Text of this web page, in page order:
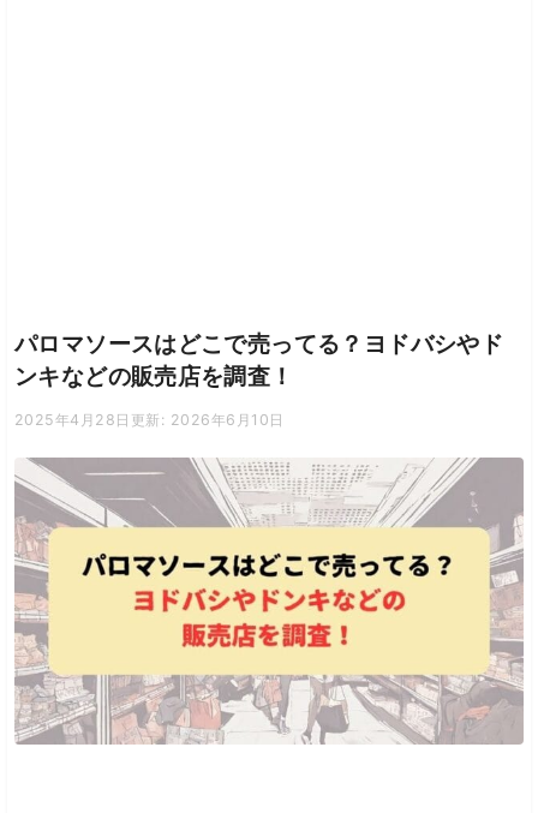
パロマソースはどこで売ってる？ヨドバシやド
ンキなどの販売店を調査！
2025年4月28日 更新: 2026年6月10日